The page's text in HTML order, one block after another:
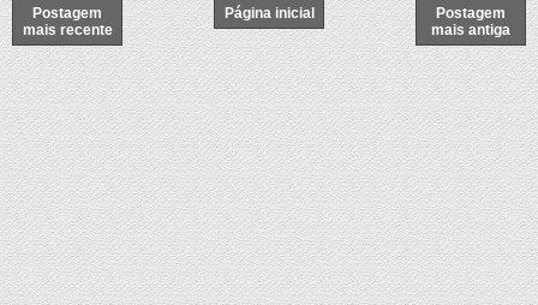
Postagem
mais recente
Postagem
mais antiga
Página inicial